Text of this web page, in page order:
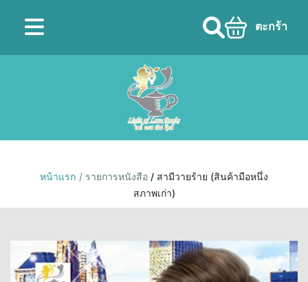
ตะกร้า
หน้าแรก / รายการหนังสือ / สามีวายร้าย (สินค้ามือหนึ่ง
สภาพเก่า)